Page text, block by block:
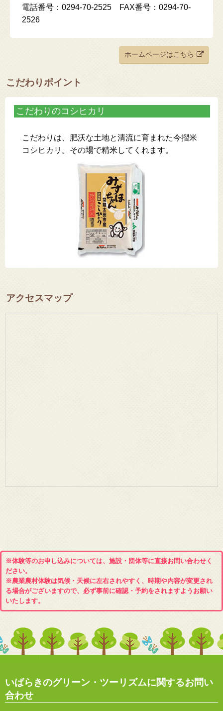
電話番号：0294-70-2525 FAX番号：0294-70-
2526
ホームページはこちら
こだわりポイント
こだわりのコシヒカリ
こだわりは、肥沃な土地と清流に育まれた今摺米
コシヒカリ。その場で精米してくれます。
アクセスマップ
※体験等のお申し込みについては、施設・団体等に直接お問い合わせく
ださい。
※農業農村体験は気候・天候に左右されやすく、時期や内容が変更され
る場合がございますので、必ず事前に確認・予約をされますようお願い
いたします。
いばらきのグリーン・ツーリズムに関するお問い
合わせ